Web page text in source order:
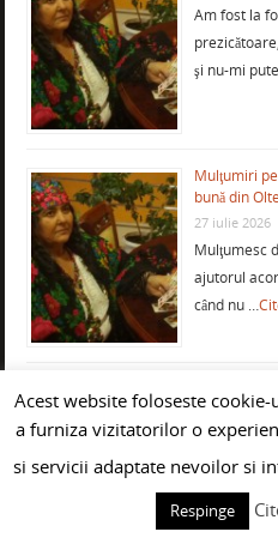
Am fost la
şi nu-mi
Mulţumiri
bună din
27 iulie 2026
Mulţumesc
ajutorul
când nu …
Mulţumiri
Mercedeza
14
Sunt un
ani. Aici am
Acest website foloseste
a furniza vizitatorilor o
si servicii adaptate nevoilor si
Respinge